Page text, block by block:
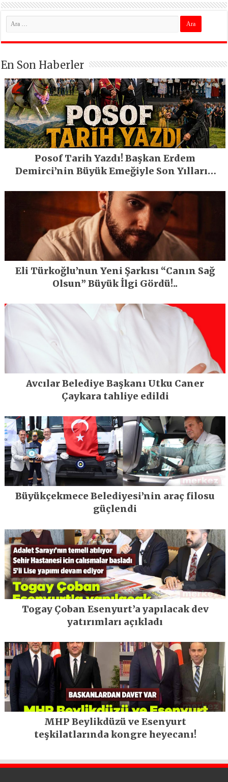
En Son Haberler
Posof Tarih Yazdı! Başkan Erdem
Demirci’nin Büyük Emeğiyle Son Yılların
Eli Türkoğlu’nun Yeni Şarkısı “Canın Sağ
Olsun” Büyük İlgi Gördü!..
Avcılar Belediye Başkanı Utku Caner
Çaykara tahliye edildi
Büyükçekmece Belediyesi’nin araç filosu
güçlendi
Togay Çoban Esenyurt’a yapılacak dev
yatırımları açıkladı
MHP Beylikdüzü ve Esenyurt
teşkilatlarında kongre heyecanı!